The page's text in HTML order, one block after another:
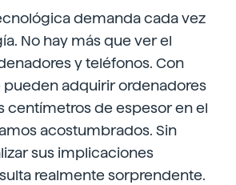
demanda cada vez
No hay más que ver el
y teléfonos. Con
adquirir ordenadores
centímetros de espesor en el
acostumbrados. Sin
sus implicaciones
realmente sorprendente.